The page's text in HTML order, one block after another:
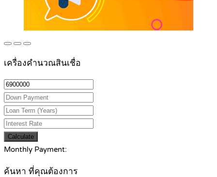
เครื่องคำนวณสินเชื่อ
Calculate
Monthly Payment:
ค้นหา ที่คุณต้องการ